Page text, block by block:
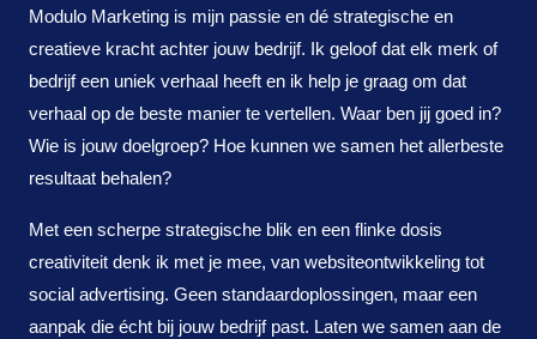
Modulo Marketing is mijn passie en dé strategische en
creatieve kracht achter jouw bedrijf. Ik geloof dat elk merk of
bedrijf een uniek verhaal heeft en ik help je graag om dat
verhaal op de beste manier te vertellen. Waar ben jij goed in?
Wie is jouw doelgroep? Hoe kunnen we samen het allerbeste
resultaat behalen?
Met een scherpe strategische blik en een flinke dosis
creativiteit denk ik met je mee, van websiteontwikkeling tot
social advertising. Geen standaardoplossingen, maar een
aanpak die écht bij jouw bedrijf past. Laten we samen aan de